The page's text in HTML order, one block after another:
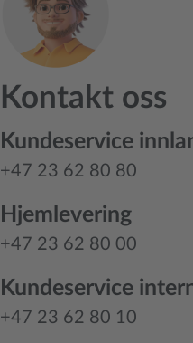
Kontakt oss
Kundeservice
+47 23 62 80 80
Hjemlevering
+47 23 62 80 00
Kundeservice
+47 23 62 80 10